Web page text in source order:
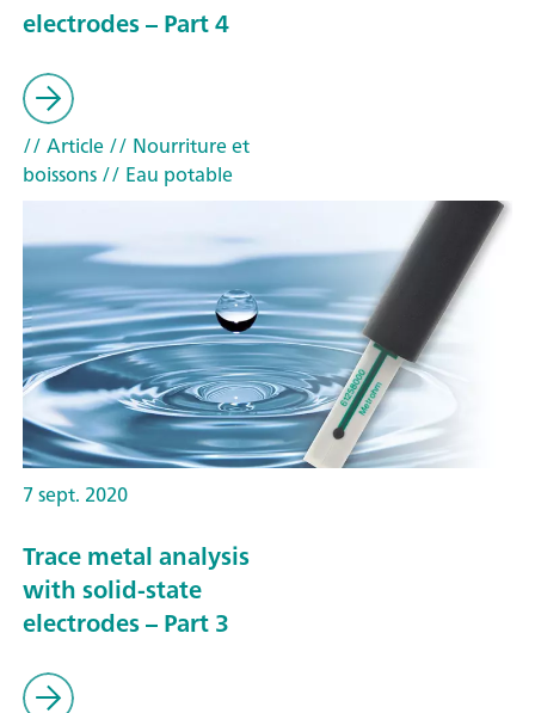
electrodes – Part 4
// Article// Nourriture et
boissons// Eau potable
7 sept. 2020
Trace metal analysis
with solid-state
electrodes – Part 3